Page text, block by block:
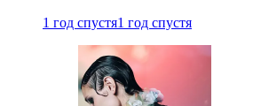
1 год спустя1 год спустя